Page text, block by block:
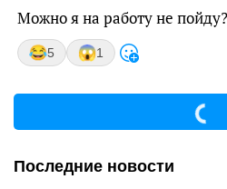
Можно я на работу не
5 1
Последние новости